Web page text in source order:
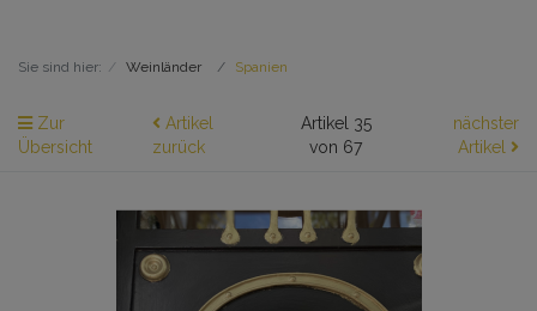
Sie sind hier: Weinländer Spanien
Zur
Übersicht
Artikel
zurück
Artikel 35
von 67
nächster
Artikel